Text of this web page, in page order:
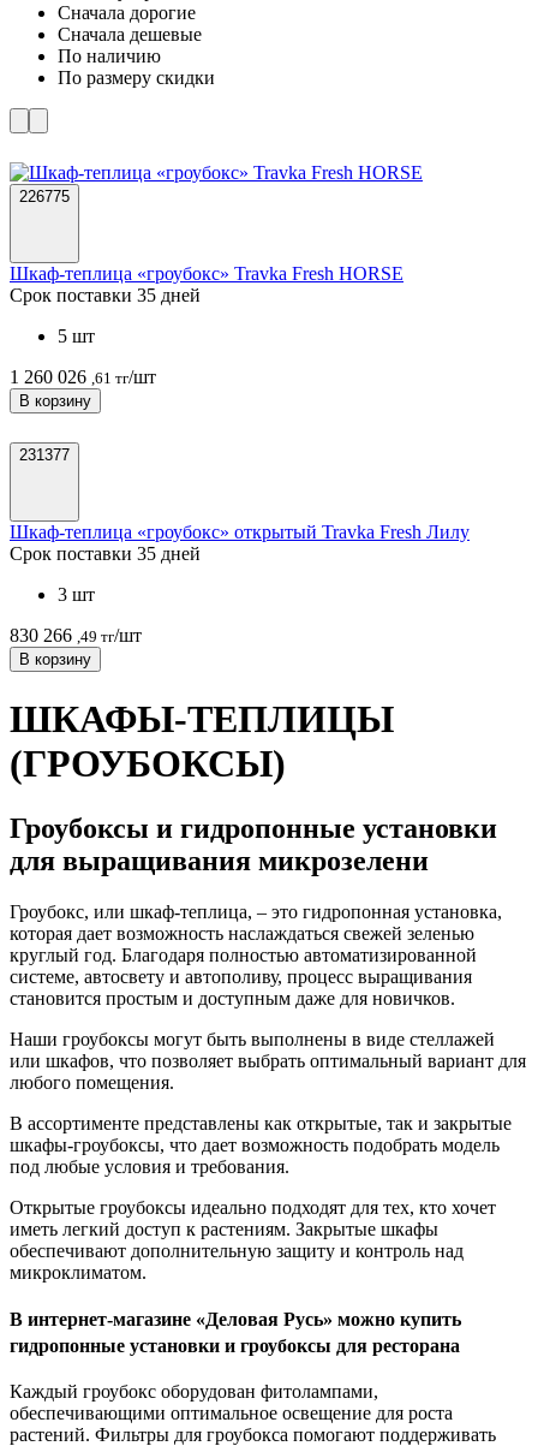
Cначала дорогие
Cначала дешевые
По наличию
По размеру скидки
226775
Шкаф-теплица «гроубокс» Travka Fresh HORSE
Срок поставки 35 дней
5 шт
1 260 026 ,61 тг/шт
В корзину
231377
Шкаф-теплица «гроубокс» открытый Travka Fresh Лилу
Срок поставки 35 дней
3 шт
830 266 ,49 тг/шт
В корзину
ШКАФЫ-ТЕПЛИЦЫ
(ГРОУБОКСЫ)
Гроубоксы и гидропонные установки
для выращивания микрозелени
Гроубокс, или шкаф-теплица, – это гидропонная установка,
которая дает возможность наслаждаться свежей зеленью
круглый год. Благодаря полностью автоматизированной
системе, автосвету и автополиву, процесс выращивания
становится простым и доступным даже для новичков.
Наши гроубоксы могут быть выполнены в виде стеллажей
или шкафов, что позволяет выбрать оптимальный вариант для
любого помещения.
В ассортименте представлены как открытые, так и закрытые
шкафы-гроубоксы, что дает возможность подобрать модель
под любые условия и требования.
Открытые гроубоксы идеально подходят для тех, кто хочет
иметь легкий доступ к растениям. Закрытые шкафы
обеспечивают дополнительную защиту и контроль над
микроклиматом.
В интернет-магазине «Деловая Русь» можно купить
гидропонные установки и гроубоксы для ресторана
Каждый гроубокс оборудован фитолампами,
обеспечивающими оптимальное освещение для роста
растений. Фильтры для гроубокса помогают поддерживать